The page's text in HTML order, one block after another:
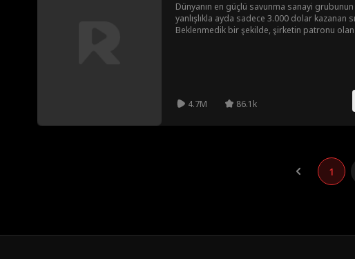
Dünyanın en güçlü savunma sanayi grubunun
yanlışlıkla ayda sadece 3.000 dolar kazanan
Beklenmedik bir şekilde, şirketin patronu
kim olduğunu gösterir. Sonunda Iris’le gerçek
4.7M
86.1k
1